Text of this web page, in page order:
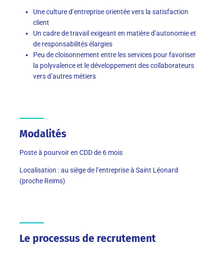
Une culture d’entreprise orientée vers la satisfaction
client
Un cadre de travail exigeant en matière d’autonomie et
de responsabilités élargies
Peu de cloisonnement entre les services pour favoriser
la polyvalence et le développement des collaborateurs
vers d’autres métiers
Modalités
Poste à pourvoir en CDD de 6 mois
Localisation : au siège de l’entreprise à Saint Léonard
(proche Reims)
Le processus de recrutement